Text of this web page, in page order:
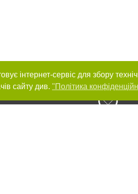
інтернет-сервіс для збору
сайту див. "Політика